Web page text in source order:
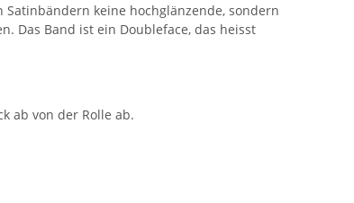
keine hochglänzende, sondern
Das Band ist ein Doubleface, das heisst
ab von der Rolle ab.